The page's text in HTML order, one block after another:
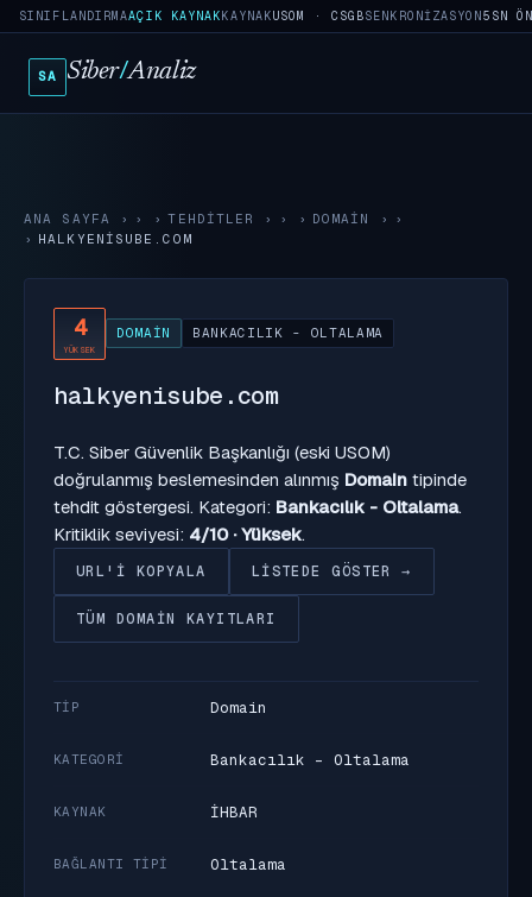
SINIFLANDIRMAAÇIK KAYNAKKAYNAKUSOM · CSGBSENKRONIZASYON5SN
SA Siber/Analiz
ANA SAYFA › TEHDITLER › DOMAIN
›
HALKYENISUBE.COM
4
YÜKSEK
DOMAIN BANKACILIK - OLTALAMA
halkyenisube.com
T.C. Siber Güvenlik Başkanlığı (eski USOM)
doğrulanmış beslemesinden alınmış Domain tipinde
tehdit göstergesi. Kategori: Bankacılık - Oltalama.
Kritiklik seviyesi: 4/10 · Yüksek.
URL'I KOPYALA LISTEDE GÖSTER →
TÜM DOMAIN KAYITLARI
TIP Domain
KATEGORI Bankacılık - Oltalama
KAYNAK İHBAR
BAĞLANTI TIPI Oltalama